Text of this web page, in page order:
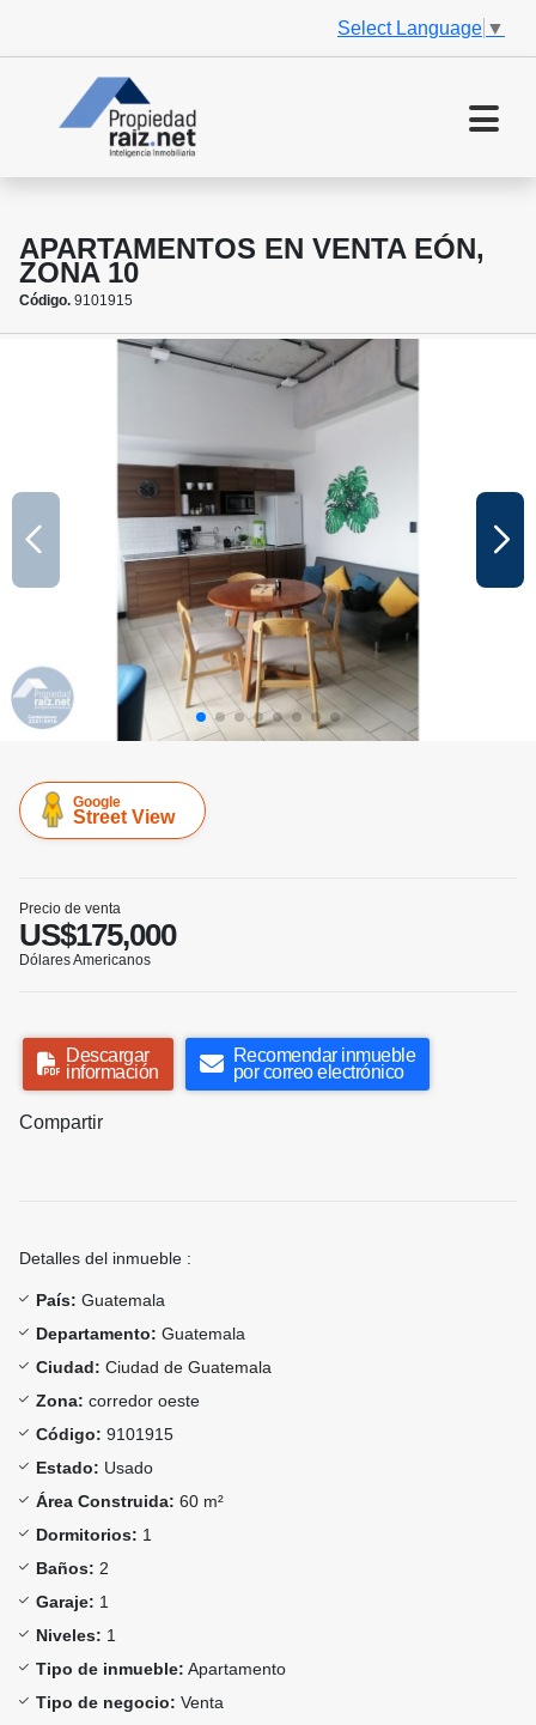
Select Language ▼
APARTAMENTOS EN VENTA EÓN,
ZONA 10
Código. 9101915
Google
Street View
Precio de venta
US$175,000
Dólares Americanos
Descargar
información
Recomendar inmueble
por correo electrónico
Compartir
Detalles del inmueble :
País: Guatemala
Departamento: Guatemala
Ciudad: Ciudad de Guatemala
Zona: corredor oeste
Código: 9101915
Estado: Usado
Área Construida: 60 m²
Dormitorios: 1
Baños: 2
Garaje: 1
Niveles: 1
Tipo de inmueble: Apartamento
Tipo de negocio: Venta